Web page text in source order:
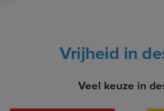
Vrijheid in
Veel keuze in